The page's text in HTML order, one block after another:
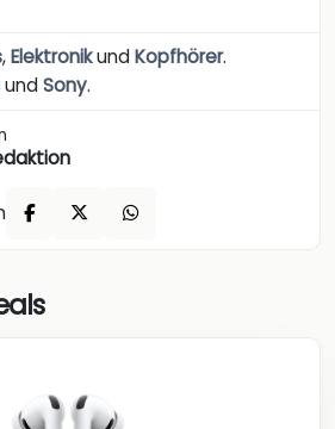
,ElektronikundKopfhörer.
undSony.